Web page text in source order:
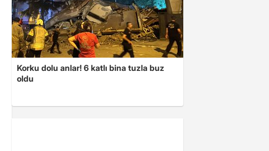
Korku dolu anlar! 6 katlı bina tuzla buz
oldu